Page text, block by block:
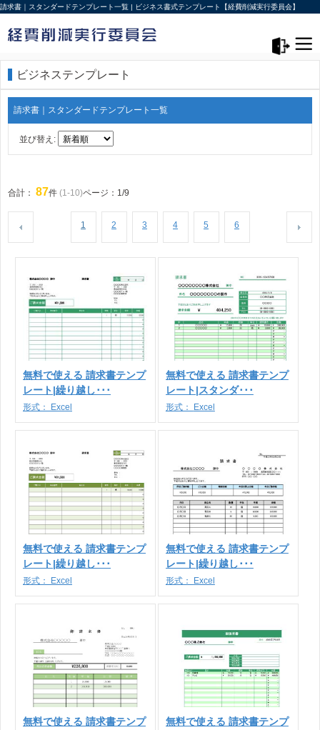
請求書｜スタンダードテンプレート一覧 | ビジネス書式テンプレート【経費削減実行委員会】
ビジネステンプレート
請求書｜スタンダードテンプレート一覧
並び替え:
合計： 87件 (1-10)ページ：1/9
1 2 3 4 5 6
無料で使える 請求書テンプ
レート|繰り越し･･･
形式： Excel
無料で使える 請求書テンプ
レート|スタンダ･･･
形式： Excel
無料で使える 請求書テンプ
レート|繰り越し･･･
形式： Excel
無料で使える 請求書テンプ
レート|繰り越し･･･
形式： Excel
無料で使える 請求書テンプ
無料で使える 請求書テンプ